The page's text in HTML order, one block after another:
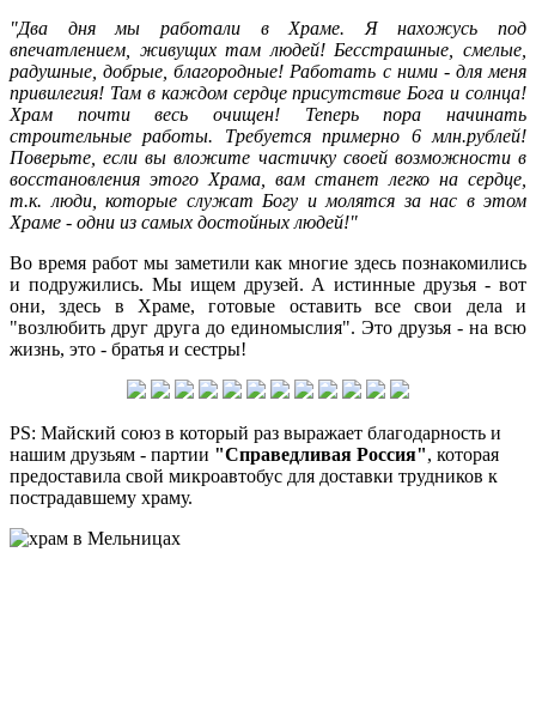
"Два дня мы работали в Храме. Я нахожусь под
впечатлением, живущих там людей! Бесстрашные, смелые,
радушные, добрые, благородные! Работать с ними - для меня
привилегия! Там в каждом сердце присутствие Бога и солнца!
Храм почти весь очищен! Теперь пора начинать
строительные работы. Требуется примерно 6 млн.рублей!
Поверьте, если вы вложите частичку своей возможности в
восстановления этого Храма, вам станет легко на сердце,
т.к. люди, которые служат Богу и молятся за нас в этом
Храме - одни из самых достойных людей!"
Во время работ мы заметили как многие здесь познакомились
и подружились. Мы ищем друзей. А истинные друзья - вот
они, здесь в Храме, готовые оставить все свои дела и
"возлюбить друг друга до единомыслия". Это друзья - на всю
жизнь, это - братья и сестры!
PS: Майский союз в который раз выражает благодарность и
нашим друзьям - партии "Справедливая Россия", которая
предоставила свой микроавтобус для доставки трудников к
пострадавшему храму.